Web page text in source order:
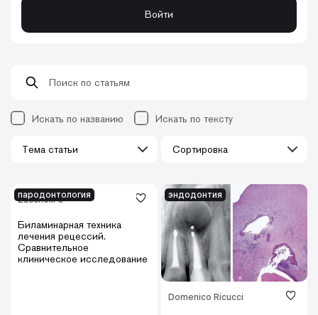
Войти
Тема статьи Сортировка
Искать по названию Искать по тексту
пародонтология
Zucchelli G
Биламинарная техника
лечения рецессий.
Сравнительное
клиническое исследование
эндодонтия
Domenico Ricucci